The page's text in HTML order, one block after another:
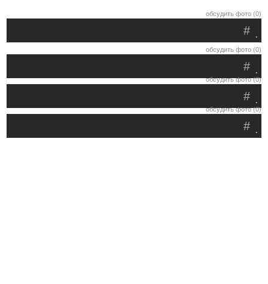
обсудить фото (0)
.
#
обсудить фото (0)
.
#
обсудить фото (0)
.
#
обсудить фото (0)
.
#